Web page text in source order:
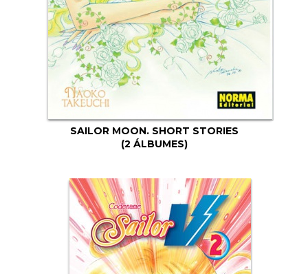
SAILOR MOON. SHORT STORIES
(2 ÁLBUMES)